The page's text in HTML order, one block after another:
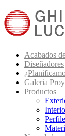
Acabados
Diseñadores
Galeria
Productos